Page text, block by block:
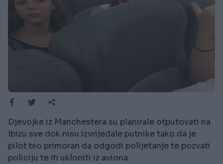
Djevojke iz Manchestera su planirale otputovati na
Ibizu sve dok nisu izvrijeđale putnike tako da je
pilot bio primoran da odgodi polijetanje te pozvati
policiju te ih ukloniti iz aviona.